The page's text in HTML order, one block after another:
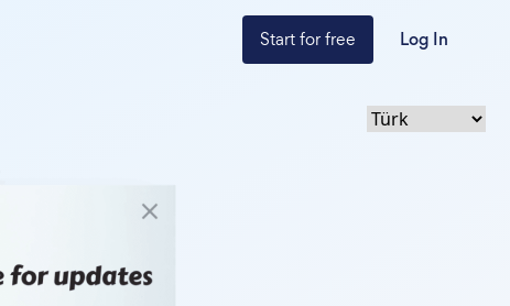
Start for free Log In